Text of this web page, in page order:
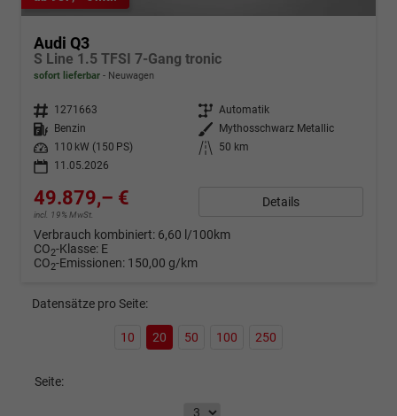
Audi Q3
S Line 1.5 TFSI 7-Gang tronic
sofort lieferbar Neuwagen
Fahrzeugnr. 1271663 Getriebe Automatik
Kraftstoff
Benzin Außenfarbe
Mythosschwarz Metallic
Leistung
110 kW (150 PS) Kilometerstand
50 km
11.05.2026
49.879,– €
incl. 19% MwSt.
Details
Verbrauch kombiniert: 6,60 l/100km
CO2-Klasse: E
CO2-Emissionen: 150,00 g/km
Datensätze pro Seite:
10 20 50 100 250
Seite: